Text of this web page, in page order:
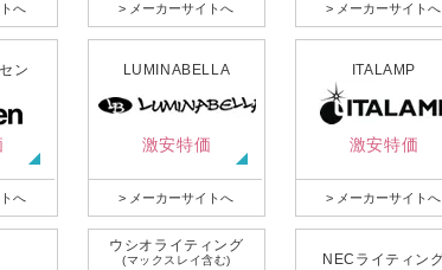
へ > メーカーサイトへ > メーカーサイトへ
ン
へ
LUMINABELLA
激安特価
> メーカーサイトへ
ITALAMP
激安特価
> メーカーサイトへ
ウシオライティング
(マックスレイ含む) NECライティン